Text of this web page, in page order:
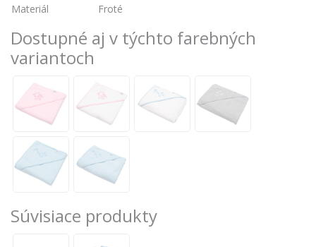
Materiál
Froté
Dostupné aj v týchto farebných
variantoch
Súvisiace produkty